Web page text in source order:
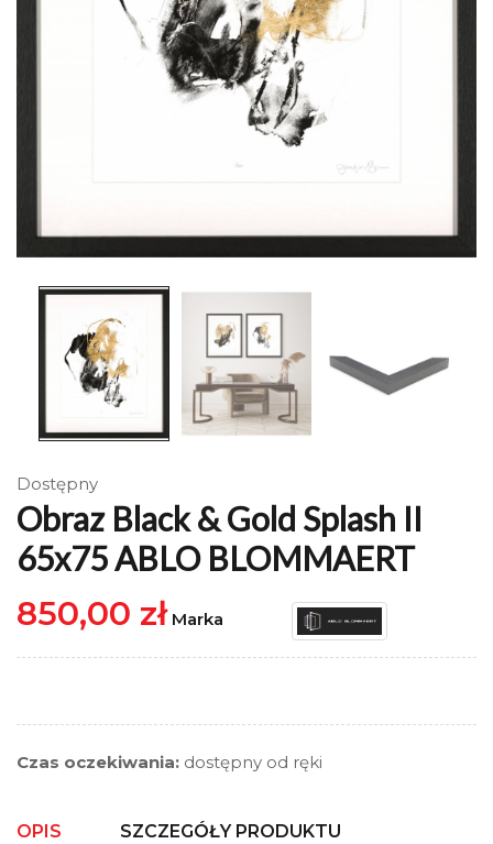
Dostępny
Obraz Black & Gold Splash II
65x75 ABLO BLOMMAERT
850,00 zł Marka
Czas oczekiwania: dostępny od ręki
OPIS SZCZEGÓŁY PRODUKTU